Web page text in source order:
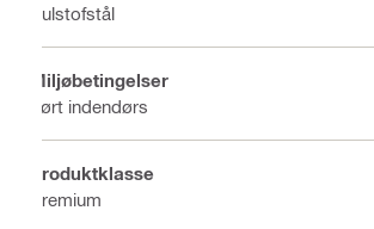
Kulstofstål
Miljøbetingelser
Tørt indendørs
Produktklasse
Premium